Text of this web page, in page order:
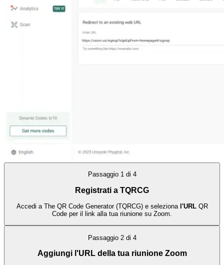
Passaggio 1 di 4
Registrati a TQRCG
Accedi a The QR Code Generator (TQRCG) e seleziona l'URLQR
Code per il link alla tua riunione su Zoom.
Passaggio 2 di 4
Aggiungi l'URL della tua riunione Zoom